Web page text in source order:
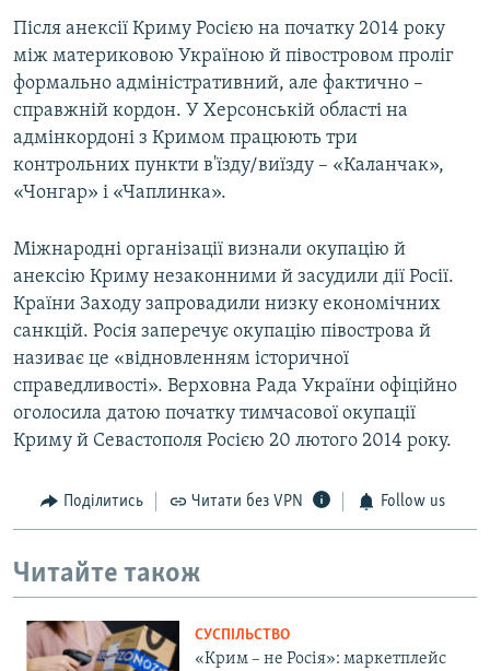
Після анексії Криму Росією на початку 2014 року
між материковою Україною й півостровом проліг
формально адміністративний, але фактично –
справжній кордон. У Херсонській області на
адмінкордоні з Кримом працюють три
контрольних пункти в'їзду/виїзду – «Каланчак»,
«Чонгар» і «Чаплинка».
Міжнародні організації визнали окупацію й
анексію Криму незаконними й засудили дії Росії.
Країни Заходу запровадили низку економічних
санкцій. Росія заперечує окупацію півострова й
називає це «відновленням історичної
справедливості». Верховна Рада України офіційно
оголосила датою початку тимчасової окупації
Криму й Севастополя Росією 20 лютого 2014 року.
Поділитись Читати без VPN Follow us
Читайте також
СУСПІЛЬСТВО
«Крим – не Росія»: маркетплейс